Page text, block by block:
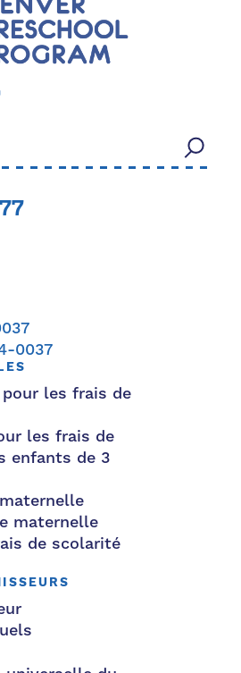
0037
les frais de
les frais de
enfants de 3
maternelle
de scolarité